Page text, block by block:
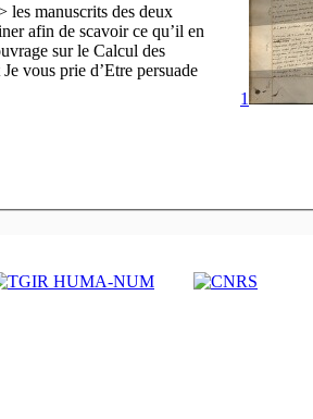
manuscrits des deux
afin de scavoir ce qu’il en
sur le Calcul des
vous prie d’Etre persuade
1